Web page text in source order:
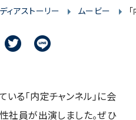
ィアストーリー ムービー
る「内定チャンネル」に会
社員が出演しました。ぜひ